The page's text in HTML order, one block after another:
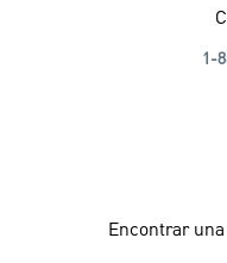
1-
Encontrar